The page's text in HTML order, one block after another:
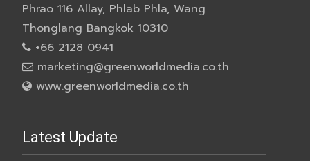
Phrao 116 Allay, Phlab Phla, Wang
Thonglang Bangkok 10310
+66 2128 0941
marketing@greenworldmedia.co.th
www.greenworldmedia.co.th
Latest Update